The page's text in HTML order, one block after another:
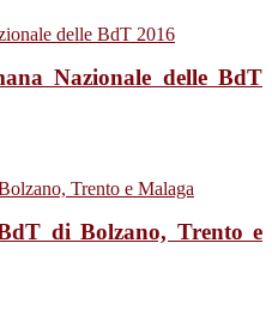
Nazionale delle BdT
di Bolzano, Trento e